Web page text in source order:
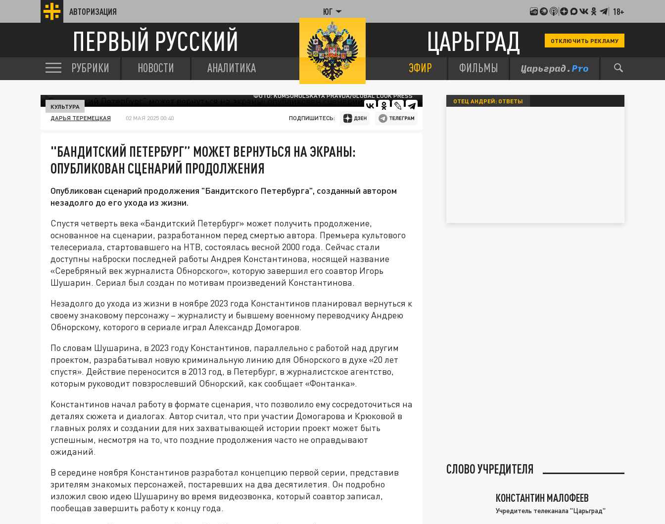
АВТОРИЗАЦИЯ ЮГ 18+
ПЕРВЫЙ РУССКИЙ ЦАРЬГРАД ОТКЛЮЧИТЬ РЕКЛАМУ
РУБРИКИ НОВОСТИ АНАЛИТИКА ЭФИР ФИЛЬМЫ
ФОТО: KOMSOMOLSKAYA PRAVDA/GLOBAL LOOK PRESS
КУЛЬТУРА
ДАРЬЯ ТЕРЕМЕЦКАЯ 02 МАЯ 2025 00:40 ПОДПИШИТЕСЬ:
"БАНДИТСКИЙ ПЕТЕРБУРГ” МОЖЕТ ВЕРНУТЬСЯ НА ЭКРАНЫ:
ОПУБЛИКОВАН СЦЕНАРИЙ ПРОДОЛЖЕНИЯ
Опубликован сценарий продолжения "Бандитского Петербурга", созданный автором
незадолго до его ухода из жизни.
Спустя четверть века «Бандитский Петербург» может получить продолжение,
основанное на сценарии, разработанном перед смертью автора. Премьера культового
телесериала, стартовавшего на НТВ, состоялась весной 2000 года. Сейчас стали
доступны наброски последней работы Андрея Константинова, носящей название
«Серебряный век журналиста Обнорского», которую завершил его соавтор Игорь
Шушарин. Сериал был создан по мотивам произведений Константинова.
Незадолго до ухода из жизни в ноябре 2023 года Константинов планировал вернуться к
своему знаковому персонажу – журналисту и бывшему военному переводчику Андрею
Обнорскому, которого в сериале играл Александр Домогаров.
По словам Шушарина, в 2023 году Константинов, параллельно с работой над другим
проектом, разрабатывал новую криминальную линию для Обнорского в духе «20 лет
спустя». Действие переносится в 2013 год, в Петербург, в журналистское агентство,
которым руководит повзрослевший Обнорский, как сообщает «Фонтанка».
Константинов начал работу в формате сценария, что позволило ему сосредоточиться на
деталях сюжета и диалогах. Автор считал, что при участии Домогарова и Крюковой в
главных ролях и создании для них захватывающей истории проект может быть
успешным, несмотря на то, что поздние продолжения часто не оправдывают
ожиданий.
В середине ноября Константинов разработал концепцию первой серии, представив
зрителям знакомых персонажей, постаревших на два десятилетия. Он подробно
изложил свою идею Шушарину во время видеозвонка, который соавтор записал,
пообещав завершить работу к концу года.
ОТЕЦ АНДРЕЙ: ОТВЕТЫ
СЛОВО УЧРЕДИТЕЛЯ
КОНСТАНТИН МАЛОФЕЕВ
Учредитель телеканала "Царьград"